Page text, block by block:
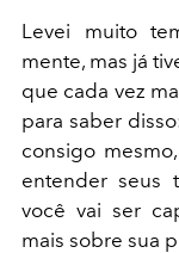
Levei muito
mente, mas já
que cada vez
para saber
consigo
entender seus
você vai ser
mais sobre sua